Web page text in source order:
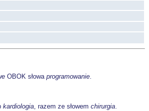
OBOK słowa programowanie
kardiologia , razem ze słowem chirurgia